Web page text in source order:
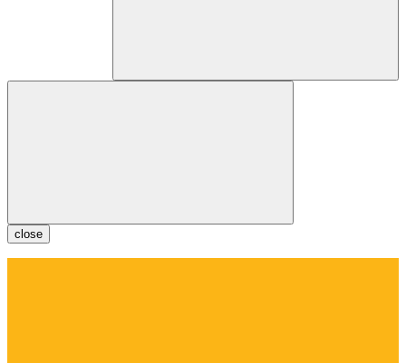
close